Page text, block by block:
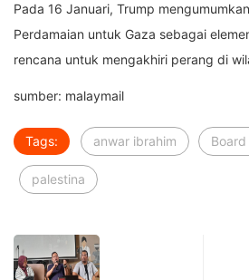
Pada 16 Januari, Trump
Perdamaian untuk Gaza sebagai
rencana untuk mengakhiri perang di
sumber: malaymail
Tags: anwar ibrahim
palestina